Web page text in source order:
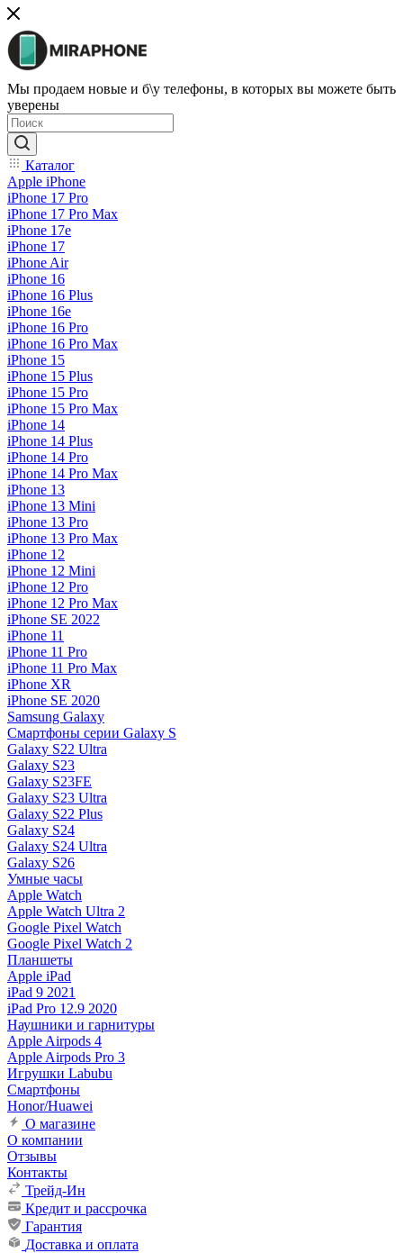
Мы продаем новые и б\у телефоны, в которых вы можете быть
уверены
Каталог
Apple iPhone
iPhone 17 Pro
iPhone 17 Pro Max
iPhone 17e
iPhone 17
iPhone Air
iPhone 16
iPhone 16 Plus
iPhone 16e
iPhone 16 Pro
iPhone 16 Pro Max
iPhone 15
iPhone 15 Plus
iPhone 15 Pro
iPhone 15 Pro Max
iPhone 14
iPhone 14 Plus
iPhone 14 Pro
iPhone 14 Pro Max
iPhone 13
iPhone 13 Mini
iPhone 13 Pro
iPhone 13 Pro Max
iPhone 12
iPhone 12 Mini
iPhone 12 Pro
iPhone 12 Pro Max
iPhone SE 2022
iPhone 11
iPhone 11 Pro
iPhone 11 Pro Max
iPhone XR
iPhone SE 2020
Samsung Galaxy
Смартфоны серии Galaxy S
Galaxy S22 Ultra
Galaxy S23
Galaxy S23FE
Galaxy S23 Ultra
Galaxy S22 Plus
Galaxy S24
Galaxy S24 Ultra
Galaxy S26
Умные часы
Apple Watch
Apple Watch Ultra 2
Google Pixel Watch
Google Pixel Watch 2
Планшеты
Apple iPad
iPad 9 2021
iPad Pro 12.9 2020
Наушники и гарнитуры
Apple Airpods 4
Apple Airpods Pro 3
Игрушки Labubu
Смартфоны
Honor/Huawei
О магазине
О компании
Отзывы
Контакты
Трейд-Ин
Кредит и рассрочка
Гарантия
Доставка и оплата